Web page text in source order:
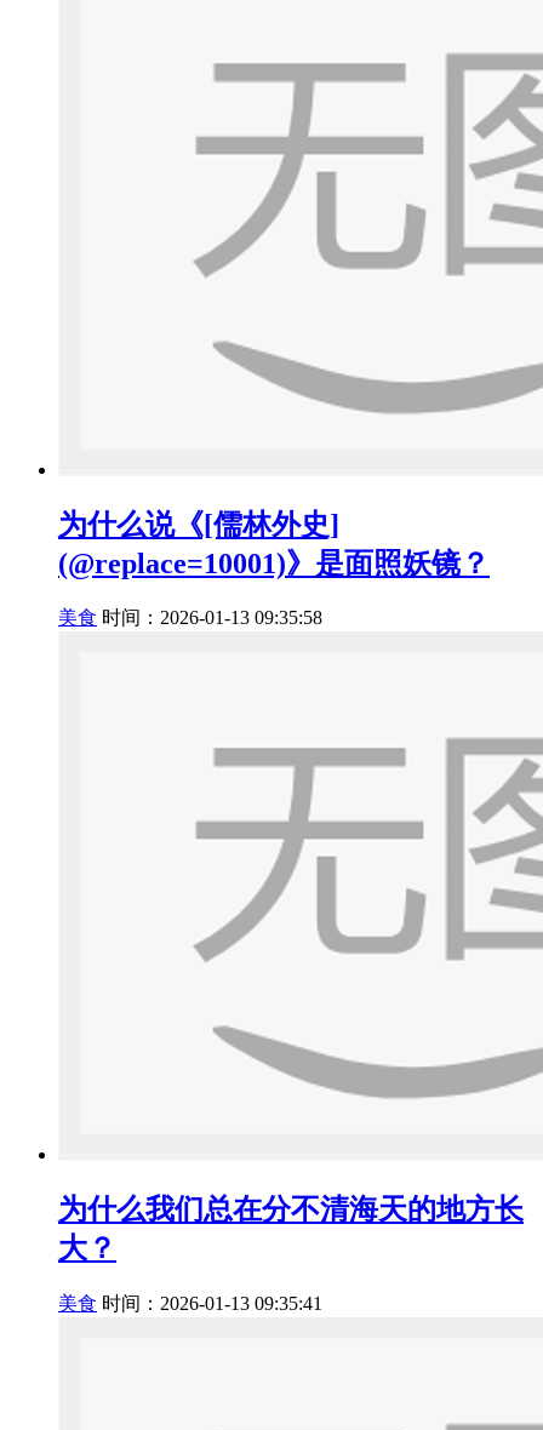
为什么说《[儒林外史]
(@replace=10001)》是面照妖镜？
美食 时间：2026-01-13 09:35:58
为什么我们总在分不清海天的地方长
大？
美食 时间：2026-01-13 09:35:41